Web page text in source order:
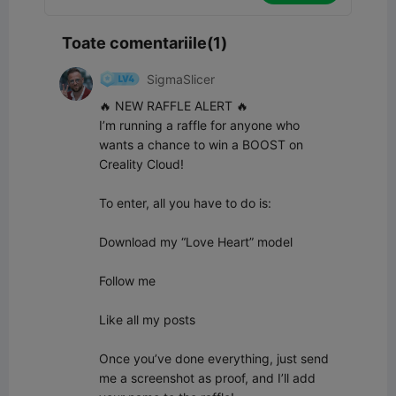
Toate comentariile(1)
SigmaSlicer
🔥 NEW RAFFLE ALERT 🔥
I’m running a raffle for anyone who
wants a chance to win a BOOST on
Creality Cloud!
To enter, all you have to do is:
Download my “Love Heart” model
Follow me
Like all my posts
Once you’ve done everything, just send
me a screenshot as proof, and I’ll add